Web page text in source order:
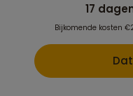
17
Bijkomende kosten